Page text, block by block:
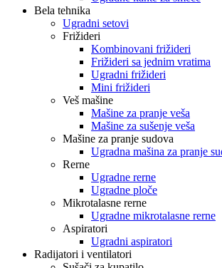
Bela tehnika
Ugradni setovi
Frižideri
Kombinovani frižideri
Frižideri sa jednim vratima
Ugradni frižideri
Mini frižideri
Veš mašine
Mašine za pranje veša
Mašine za sušenje veša
Mašine za pranje sudova
Ugradna mašina za pranje
Rerne
Ugradne rerne
Ugradne ploče
Mikrotalasne rerne
Ugradne mikrotalasne rerne
Aspiratori
Ugradni aspiratori
Radijatori i ventilatori